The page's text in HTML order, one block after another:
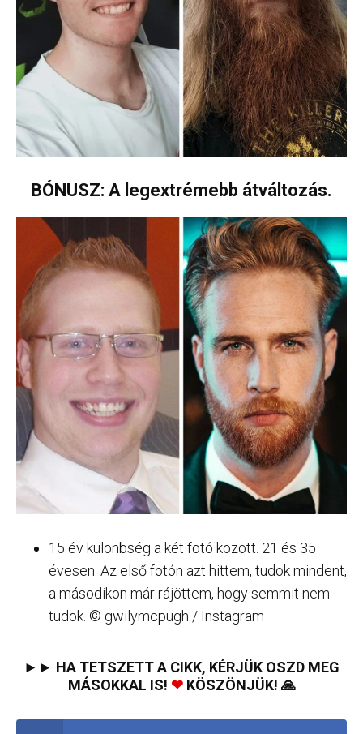
BÓNUSZ: A legextrémebb átváltozás.
15 év különbség a két fotó között. 21 és 35
évesen. Az első fotón azt hittem, tudok mindent,
a másodikon már rájöttem, hogy semmit nem
tudok. © gwilymcpugh / Instagram
►► HA TETSZETT A CIKK, KÉRJÜK OSZD MEG
MÁSOKKAL IS! ❤KÖSZÖNJÜK! 🙏